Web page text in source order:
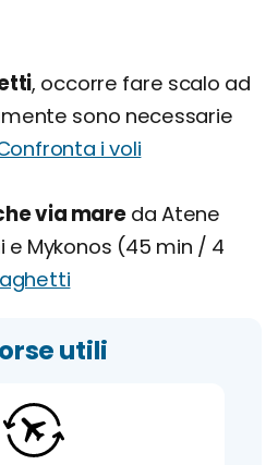
, occorre fare scalo ad
sono necessarie
i voli
via mareda Atene
Mykonos (45 min / 4
utili